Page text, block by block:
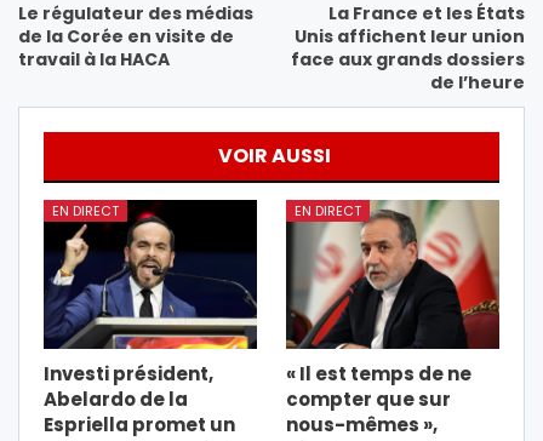
Le régulateur des médias
de la Corée en visite de
travail à la HACA
La France et les États
Unis affichent leur union
face aux grands dossiers
de l’heure
VOIR AUSSI
EN DIRECT
Investi président,
Abelardo de la
Espriella promet un
EN DIRECT
« Il est temps de ne
compter que sur
nous-mêmes »,